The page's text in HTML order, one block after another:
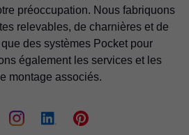
préoccupation. Nous fabriquons
relevables, de charnières et de
des systèmes Pocket pour
également les services et les
montage associés.